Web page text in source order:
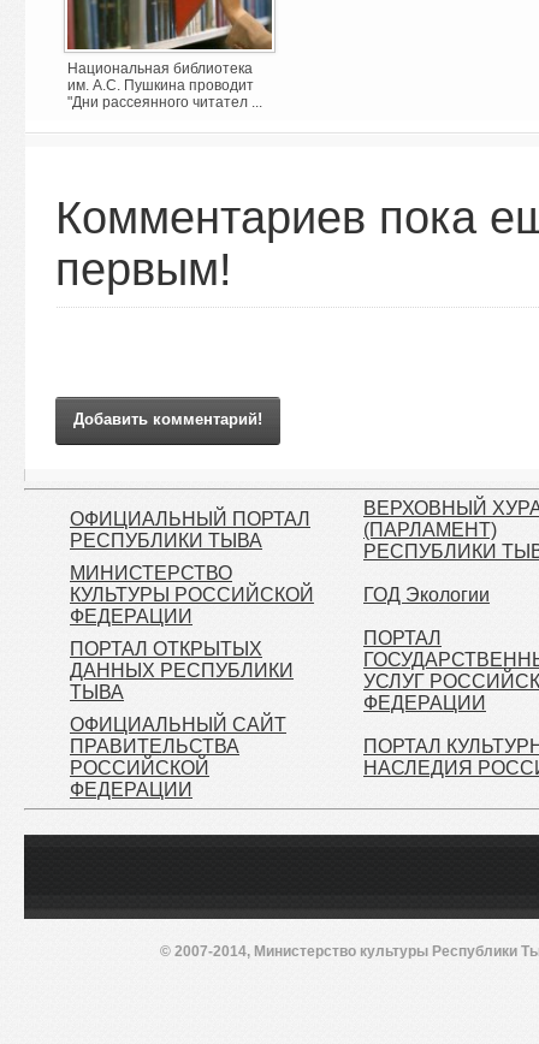
Национальная библиотека
им. А.С. Пушкина проводит
"Дни рассеянного читател ...
Комментариев пока
первым!
Добавить комментарий!
ОФИЦИАЛЬНЫЙ ПОРТАЛ
РЕСПУБЛИКИ ТЫВА
ВЕРХОВНЫЙ
(ПАРЛАМЕНТ)
РЕСПУБЛИКИ
МИНИСТЕРСТВО
КУЛЬТУРЫ РОССИЙСКОЙ
ФЕДЕРАЦИИ
ГОД Экологии
ПОРТАЛ ОТКРЫТЫХ
ДАННЫХ РЕСПУБЛИКИ
ТЫВА
ПОРТАЛ
УСЛУГ
ФЕДЕРАЦИИ
ОФИЦИАЛЬНЫЙ САЙТ
ПРАВИТЕЛЬСТВА
РОССИЙСКОЙ
ФЕДЕРАЦИИ
ПОРТАЛ
НАСЛЕДИЯ
© 2007-2014, Министерство культуры Республики